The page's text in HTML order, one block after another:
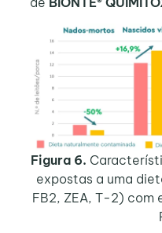
Figura 6.
expostas a uma
FB2, ZEA, T-2) com